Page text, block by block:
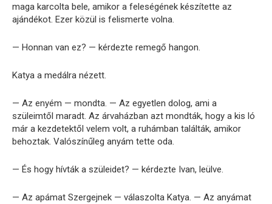
maga karcolta bele, amikor a feleségének készítette az
ajándékot. Ezer közül is felismerte volna.
— Honnan van ez? — kérdezte remegő hangon.
Katya a medálra nézett.
— Az enyém — mondta. — Az egyetlen dolog, ami a
szüleimtől maradt. Az árvaházban azt mondták, hogy a kis ló
már a kezdetektől velem volt, a ruhámban találták, amikor
behoztak. Valószínűleg anyám tette oda.
— És hogy hívták a szüleidet? — kérdezte Ivan, leülve.
— Az apámat Szergejnek — válaszolta Katya. — Az anyámat